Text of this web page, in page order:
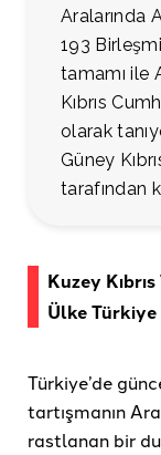
Aralarında
193
tamamı ile
Kıbrıs
olarak
Güney
tarafından
Kuzey
Ülke Türkiye
Türkiye’de
tartışmanın
rastlanan bir